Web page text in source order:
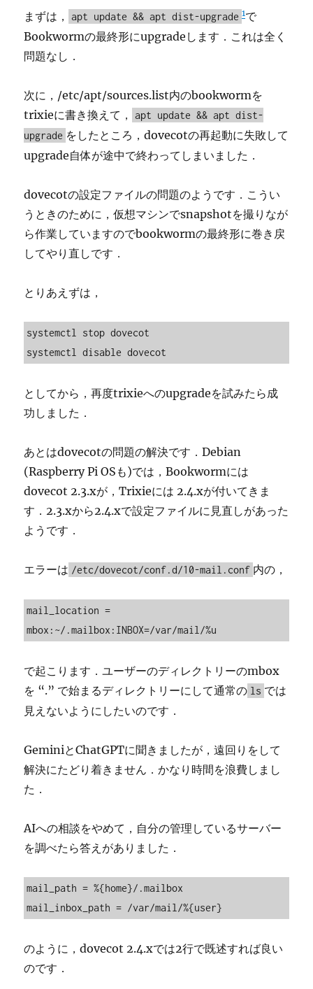
まずは， apt update && apt dist-upgrade 1で
Bookwormの最終形にupgradeします．これは全く
問題なし．
次に，/etc/apt/sources.list内のbookwormを
trixieに書き換えて，
apt update && apt dist-
upgrade をしたところ，dovecotの再起動に失敗して
upgrade自体が途中で終わってしまいました．
dovecotの設定ファイルの問題のようです．こうい
うときのために，仮想マシンでsnapshotを撮りなが
ら作業していますのでbookwormの最終形に巻き戻
してやり直しです．
とりあえずは，
systemctl stop dovecot
systemctl disable dovecot
としてから，再度trixieへのupgradeを試みたら成
功しました．
あとはdovecotの問題の解決です．Debian
(Raspberry Pi OSも)では，Bookwormには
dovecot 2.3.xが，Trixieには 2.4.xが付いてきま
す．2.3.xから2.4.xで設定ファイルに見直しがあった
ようです．
エラーは /etc/dovecot/conf.d/10-mail.conf 内の，
mail_location =
mbox:~/.mailbox:INBOX=/var/mail/%u
で起こります．ユーザーのディレクトリーのmbox
を “.” で始まるディレクトリーにして通常の ls では
見えないようにしたいのです．
GeminiとChatGPTに聞きましたが，遠回りをして
解決にたどり着きません．かなり時間を浪費しまし
た．
AIへの相談をやめて，自分の管理しているサーバー
を調べたら答えがありました．
mail_path = %{home}/.mailbox
mail_inbox_path = /var/mail/%{user}
のように，dovecot 2.4.xでは2行で既述すれば良い
のです．